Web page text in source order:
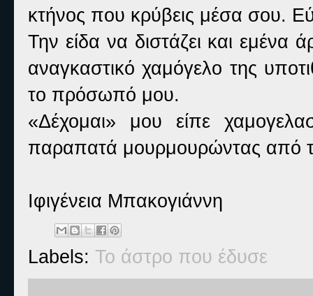
κτήνος που κρύβεις μέσα σου.
Την είδα να διστάζει και
αναγκαστικό χαμόγελο της
το πρόσωπό μου.
«Δέχομαι» μου είπε
παραπατά μουρμουρώντας από
Ιφιγένεια Μπακογιάννη
Labels: Το άστρο που έδυσε